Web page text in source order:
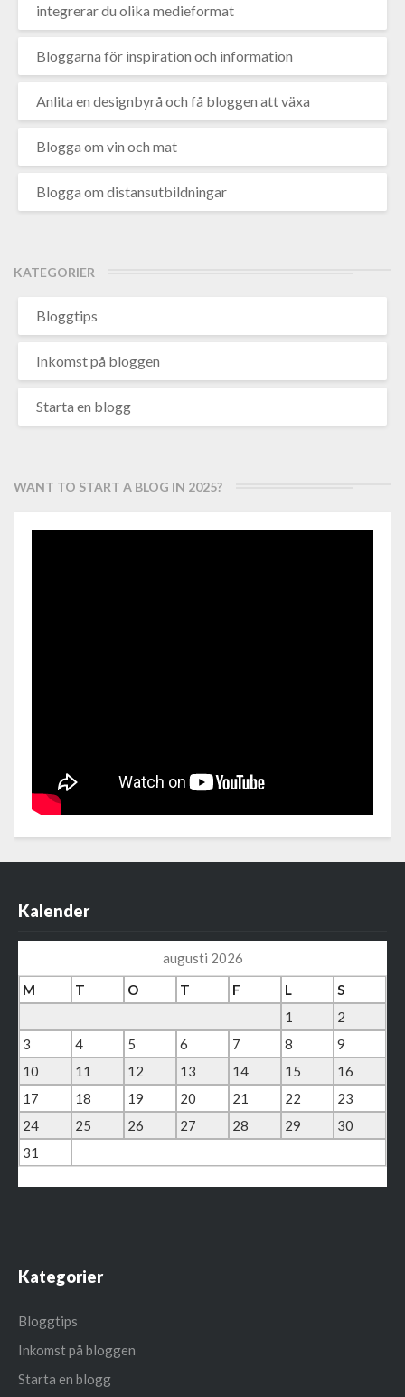
integrerar du olika medieformat
Bloggarna för inspiration och information
Anlita en designbyrå och få bloggen att växa
Blogga om vin och mat
Blogga om distansutbildningar
KATEGORIER
Bloggtips
Inkomst på bloggen
Starta en blogg
WANT TO START A BLOG IN 2025?
Kalender
augusti 2026
M
T O T F L
S
1
2
3
4 5 6 7 8
9
10
11 12 13 14 15
16
17
18 19 20 21 22
23
24
25 26 27 28 29
30
31
Kategorier
Bloggtips
Inkomst på bloggen
Starta en blogg